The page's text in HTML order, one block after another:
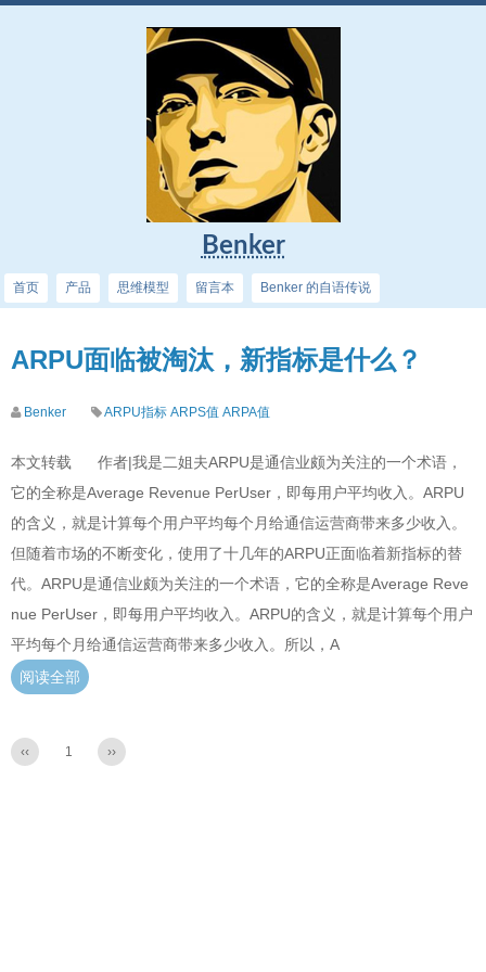
Benker
首页 产品 思维模型 留言本 Benker 的自语传说
ARPU面临被淘汰，新指标是什么？
Benker ARPU指标 ARPS值 ARPA值
本文转载 作者|我是二姐夫ARPU是通信业颇为关注的一个术语，
它的全称是Average Revenue PerUser，即每用户平均收入。ARPU
的含义，就是计算每个用户平均每个月给通信运营商带来多少收入。
但随着市场的不断变化，使用了十几年的ARPU正面临着新指标的替
代。ARPU是通信业颇为关注的一个术语，它的全称是Average Reve
nue PerUser，即每用户平均收入。ARPU的含义，就是计算每个用户
平均每个月给通信运营商带来多少收入。所以，A
阅读全部
‹‹ 1 ››